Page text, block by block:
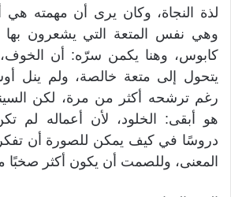
لذة النجاة، وكان يرى أن مهمته هي
وهي نفس المتعة التي يشعرون بها
كابوس، وهنا يكمن سرّه: أن الخوف،
يتحول إلى متعة خالصة، ولم ينل
رغم ترشحه أكثر من مرة، لكن
هو أبقى: الخلود، لأن أعماله لم
دروسًا في كيف يمكن للصورة أن
المعنى، وللصمت أن يكون أكثر